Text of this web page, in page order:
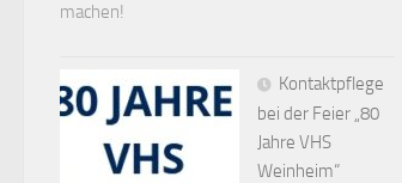
machen!
Kontaktpflege
bei der Feier „80
Jahre VHS
Weinheim“